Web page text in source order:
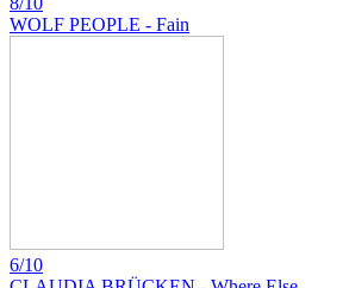
WOLF PEOPLE - Fain
6/10